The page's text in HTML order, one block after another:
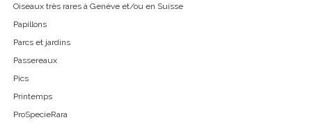
Oiseaux très rares à Genève et/ou en Suisse
Papillons
Parcs et jardins
Passereaux
Pics
Printemps
ProSpecieRara